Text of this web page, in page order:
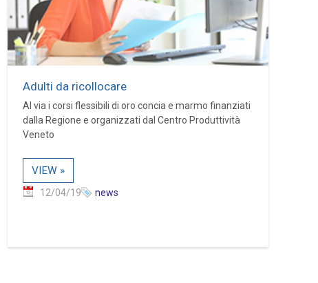
Adulti da ricollocare
Al via i corsi flessibili di oro concia e marmo finanziati
dalla Regione e organizzati dal Centro Produttività
Veneto
VIEW »
12/04/19 news